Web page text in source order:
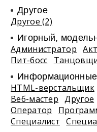
Другое
Другое (2)
Игорный,
Администратор
Пит-босс
Информационные
HTML-верстальщик
Веб-мастер
Другое
Оператор
Специалист